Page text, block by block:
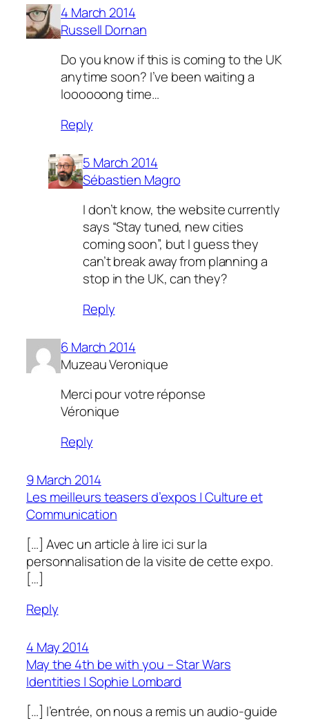
4 March 2014
Russell Dornan
Do you know if this is coming to the UK
anytime soon? I’ve been waiting a
loooooong time…
Reply
5 March 2014
Sébastien Magro
I don’t know, the website currently
says “Stay tuned, new cities
coming soon”, but I guess they
can’t break away from planning a
stop in the UK, can they?
Reply
6 March 2014
Muzeau Veronique
Merci pour votre réponse
Véronique
Reply
9 March 2014
Les meilleurs teasers d’expos | Culture et
Communication
[…] Avec un article à lire ici sur la
personnalisation de la visite de cette expo.
[…]
Reply
4 May 2014
May the 4th be with you – Star Wars
Identities | Sophie Lombard
[…] l’entrée, on nous a remis un audio-guide